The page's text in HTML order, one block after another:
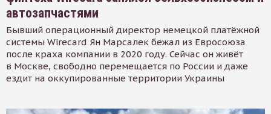
автозапчастями
Бывший операционный директор немецкой платёжной
системы Wirecard Ян Марсалек бежал из Евросоюза
после краха компании в 2020 году. Сейчас он живёт
в Москве, свободно перемещается по России и даже
ездит на оккупированные территории Украины